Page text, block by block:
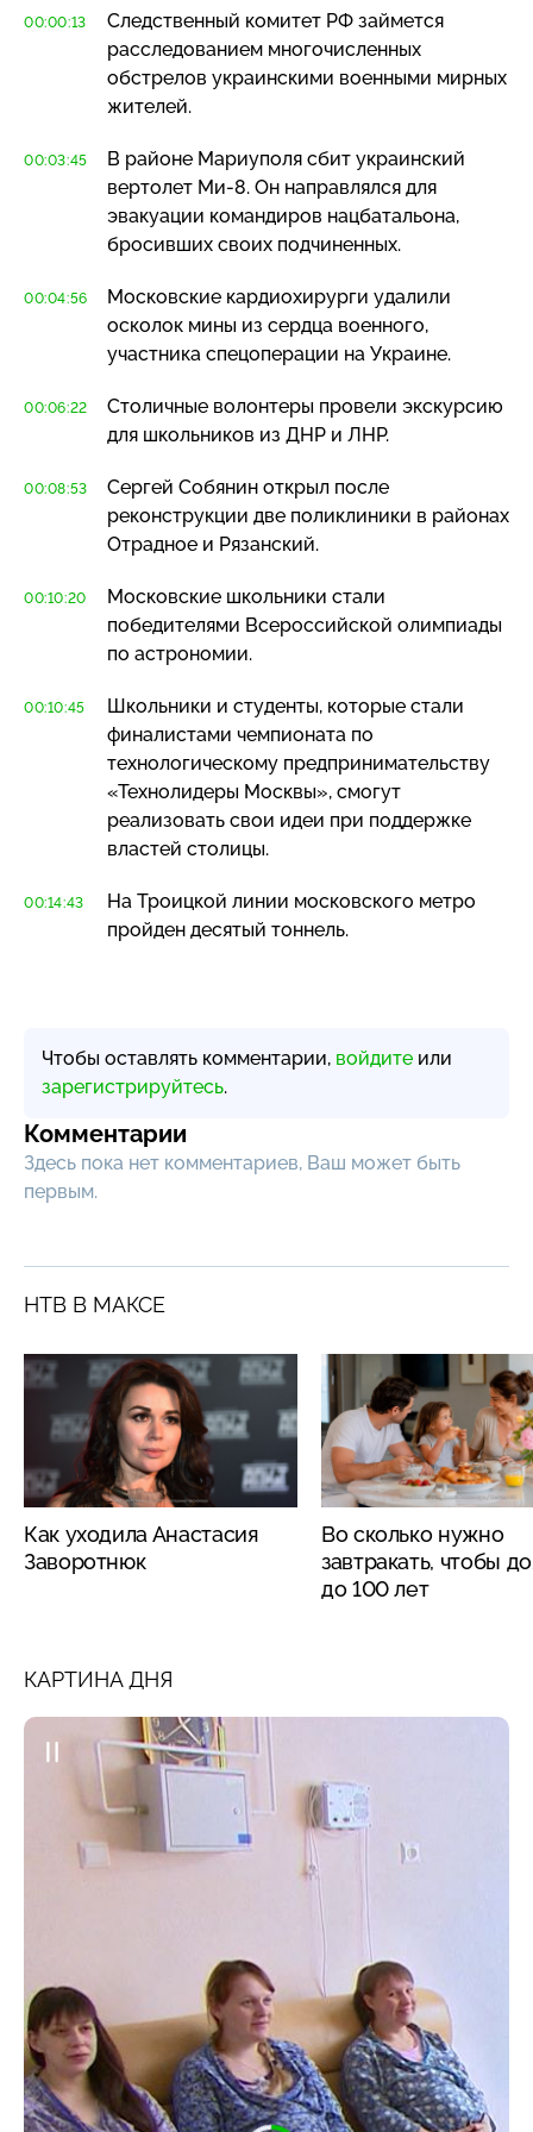
00:00:13
Следственный комитет РФ займется
расследованием многочисленных
обстрелов украинскими военными мирных
жителей.
00:03:45
В районе Мариуполя сбит украинский
вертолет Ми-8. Он направлялся для
эвакуации командиров нацбатальона,
бросивших своих подчиненных.
00:04:56
Московские кардиохирурги удалили
осколок мины из сердца военного,
участника спецоперации на Украине.
00:06:22
Столичные волонтеры провели экскурсию
для школьников из ДНР и ЛНР.
00:08:53
Сергей Собянин открыл после
реконструкции две поликлиники в районах
Отрадное и Рязанский.
00:10:20
Московские школьники стали
победителями Всероссийской олимпиады
по астрономии.
00:10:45
Школьники и студенты, которые стали
финалистами чемпионата по
технологическому предпринимательству
«Технолидеры Москвы», смогут
реализовать свои идеи при поддержке
властей столицы.
00:14:43
На Троицкой линии московского метро
пройден десятый тоннель.
Чтобы оставлять комментарии, войдите или
зарегистрируйтесь.
Комментарии
Здесь пока нет комментариев, Ваш может быть
первым.
НТВ В МАКСЕ
Как уходила Анастасия
Заворотнюк
Во сколько нужно
завтракать, чтобы
до 100 лет
КАРТИНА ДНЯ